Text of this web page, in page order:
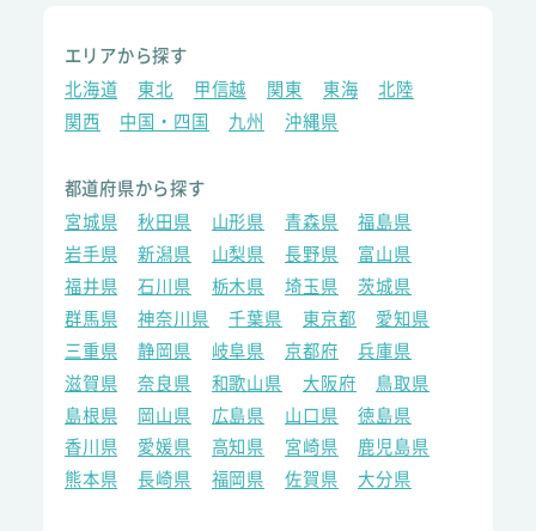
エリアから探す
北海道
東北 甲信越 関東 東海
北陸
関西
中国・四国 九州 沖縄県
都道府県から探す
宮城県
秋田県 山形県 青森県
福島県
岩手県
新潟県 山梨県 長野県
富山県
福井県
石川県 栃木県 埼玉県
茨城県
群馬県
神奈川県 千葉県 東京都
愛知県
三重県
静岡県 岐阜県 京都府
兵庫県
滋賀県
奈良県 和歌山県 大阪府
鳥取県
島根県
岡山県 広島県 山口県
徳島県
香川県
愛媛県 高知県 宮崎県
鹿児島県
熊本県
長崎県 福岡県 佐賀県 大分県